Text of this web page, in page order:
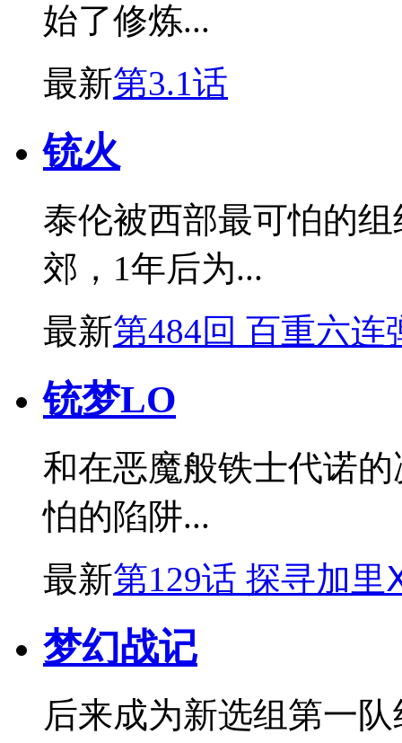
始了修炼...
最新第3.1话
铳火
泰伦被西部最可怕的
郊，1年后为...
最新第484回 百重六连
铳梦LO
和在恶魔般铁士代诺
怕的陷阱...
最新第129话 探寻加
梦幻战记
后来成为新选组第一